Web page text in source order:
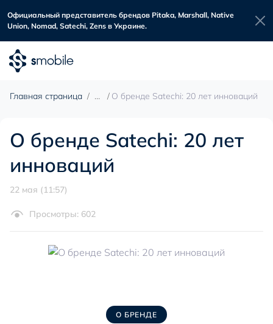
Официальный представитель брендов Pitaka, Marshall, Native
Union, Nomad, Satechi, Zens в Украине.
Главная страница О бренде Satechi: 20 лет инноваций
О бренде Satechi: 20 лет
инноваций
22 мая (11:57)
Просмотры: 602
О БРЕНДЕ